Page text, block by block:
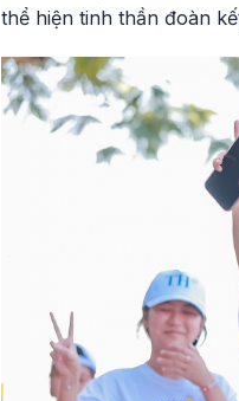
thể hiện tinh thần đoàn